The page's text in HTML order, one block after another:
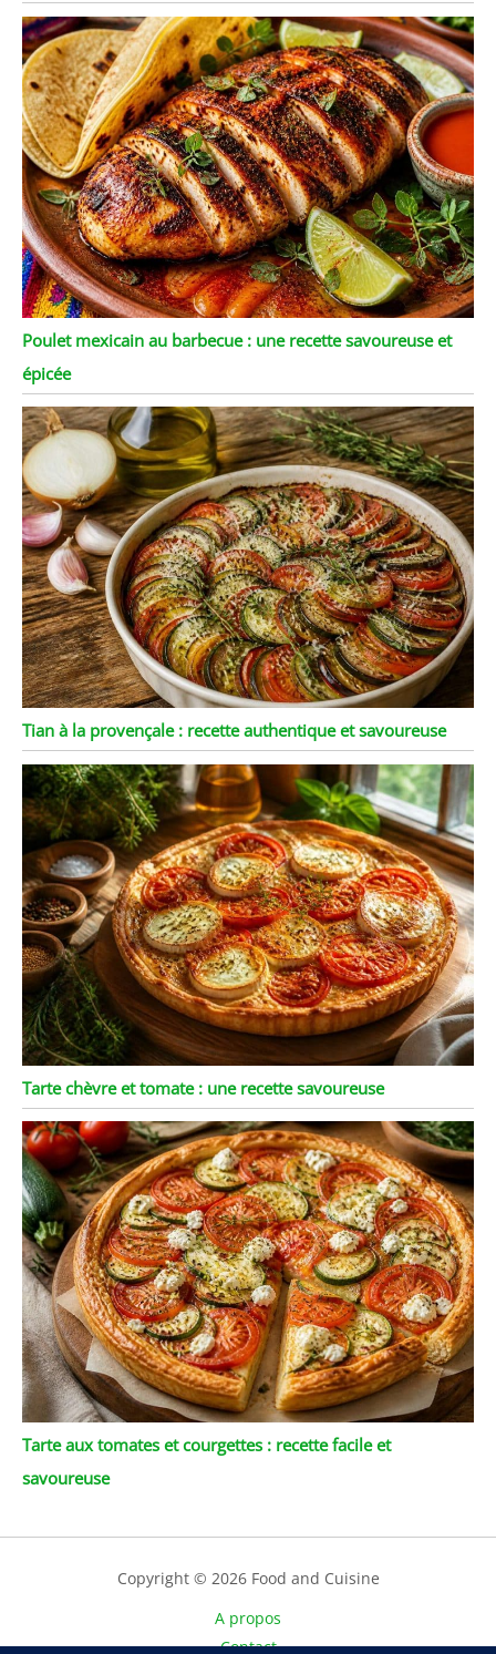
Poulet mexicain au barbecue : une recette savoureuse et
épicée
Tian à la provençale : recette authentique et savoureuse
Tarte chèvre et tomate : une recette savoureuse
Tarte aux tomates et courgettes : recette facile et
savoureuse
Copyright © 2026 Food and Cuisine
A propos
Contact